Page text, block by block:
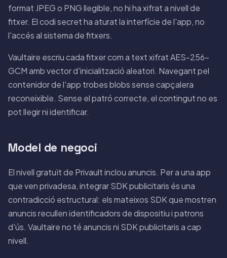
format JPEG o PNG llegible, no hi ha xifrat a nivell de
fitxer. El codi secret ha aturat la interfície de l'app, no
l'accés al sistema de fitxers.
Vaultaire escriu cada fitxer com a text xifrat AES-256-
GCM amb vector d'inicialització aleatori. Navegant pel
contenidor de l'app trobes blobs sense capçalera
reconeixible. Sense el patró correcte, el contingut no es
pot llegir ni identificar.
Model de negoci
El nivell gratuït de Privault inclou anuncis. Per a una app
que ven privadesa, integrar SDK publicitaris és una
contradicció estructural: els mateixos SDK que mostren
anuncis recullen identificadors de dispositiu i patrons
d'ús. Vaultaire no té anuncis ni SDK publicitaris a cap
nivell.